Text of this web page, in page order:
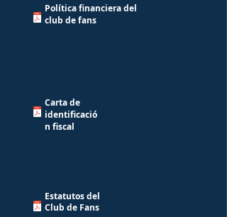
Política financiera del
club de fans
Carta de
identificació
n fiscal
Estatutos del
Club de Fans